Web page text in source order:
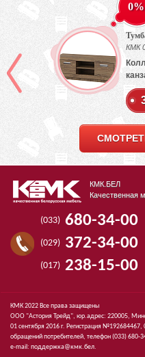
0%
КМК
КМК.БЕЛ
Качественная
(033) 680-34-00
(029) 372-34-00
(017) 238-15-00
КМК 2022 Все права защищены
ООО "Астория Трейд", юр.адрес: 220005,
01 сентября 2016 г. Регистрация
обращений потребителей, телефон(033)680-
e-mail: поддержка@кмк.бел.